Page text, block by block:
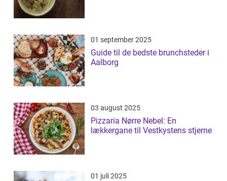
01 september 2025
Guide til de bedste brunchsteder i
Aalborg
03 august 2025
Pizzaria Nørre Nebel: En
lækkergane til Vestkystens stjerne
01 juli 2025